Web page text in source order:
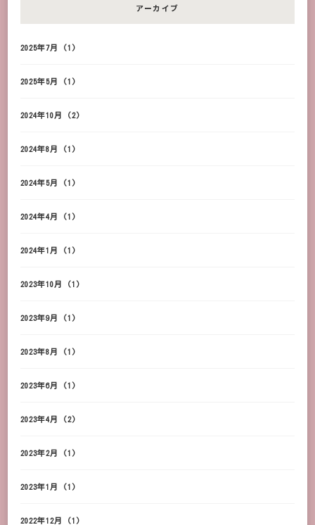
アーカイブ
2025年7月 (1)
2025年5月 (1)
2024年10月 (2)
2024年8月 (1)
2024年5月 (1)
2024年4月 (1)
2024年1月 (1)
2023年10月 (1)
2023年9月 (1)
2023年8月 (1)
2023年6月 (1)
2023年4月 (2)
2023年2月 (1)
2023年1月 (1)
2022年12月 (1)